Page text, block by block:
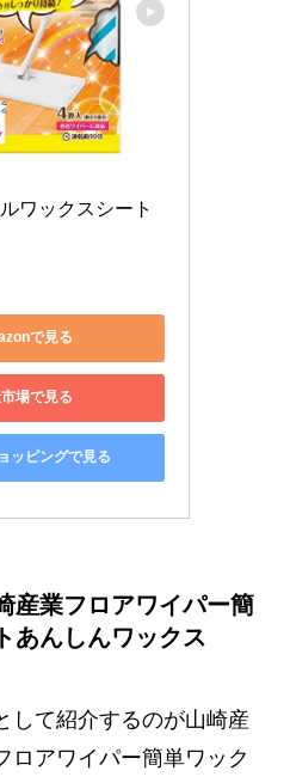
ワックスシート
で見る
場で見る
ッピングで見る
産業フロアワイパー簡
あんしんワックス
して紹介するのが山崎産
ロアワイパー簡単ワック